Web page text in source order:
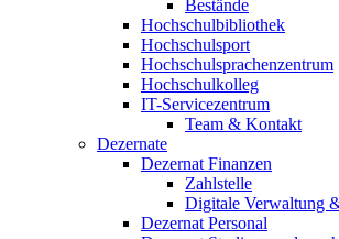
Bestände
Hochschulbibliothek
Hochschulsport
Hochschulsprachenzentrum
Hochschulkolleg
IT-Servicezentrum
Team & Kontakt
Dezernate
Dezernat Finanzen
Zahlstelle
Digitale Verwaltung
Dezernat Personal